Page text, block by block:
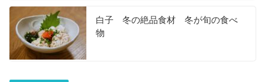
白子 冬の絶品食材 冬が旬の食べ
物